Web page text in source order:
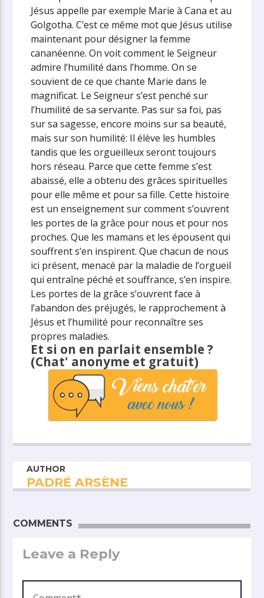
Jésus appelle par exemple Marie à Cana et au
Golgotha. C’est ce même mot que Jésus utilise
maintenant pour désigner la femme
cananéenne. On voit comment le Seigneur
admire l’humilité dans l’homme. On se
souvient de ce que chante Marie dans le
magnificat. Le Seigneur s’est penché sur
l’humilité de sa servante. Pas sur sa foi, pas
sur sa sagesse, encore moins sur sa beauté,
mais sur son humilité: Il élève les humbles
tandis que les orgueilleux seront toujours
hors réseau. Parce que cette femme s’est
abaissé, elle a obtenu des grâces spirituelles
pour elle même et pour sa fille.Cette histoire
est un enseignement sur comment s’ouvrent
les portes de la grâce pour nous et pour nos
proches. Que les mamans et les épousent qui
souffrent s’en inspirent. Que chacun de nous
ici présent, menacé par la maladie de l’orgueil
qui entraîne péché et souffrance, s’en inspire.
Les portes de la grâce s’ouvrent face à
l’abandon des préjugés, le rapprochement à
Jésus et l’humilité pour reconnaître ses
propres maladies.
Et si on en parlait ensemble ?
(Chat' anonyme et gratuit)
AUTHOR
PADRÉ ARSÈNE
COMMENTS
Leave a Reply